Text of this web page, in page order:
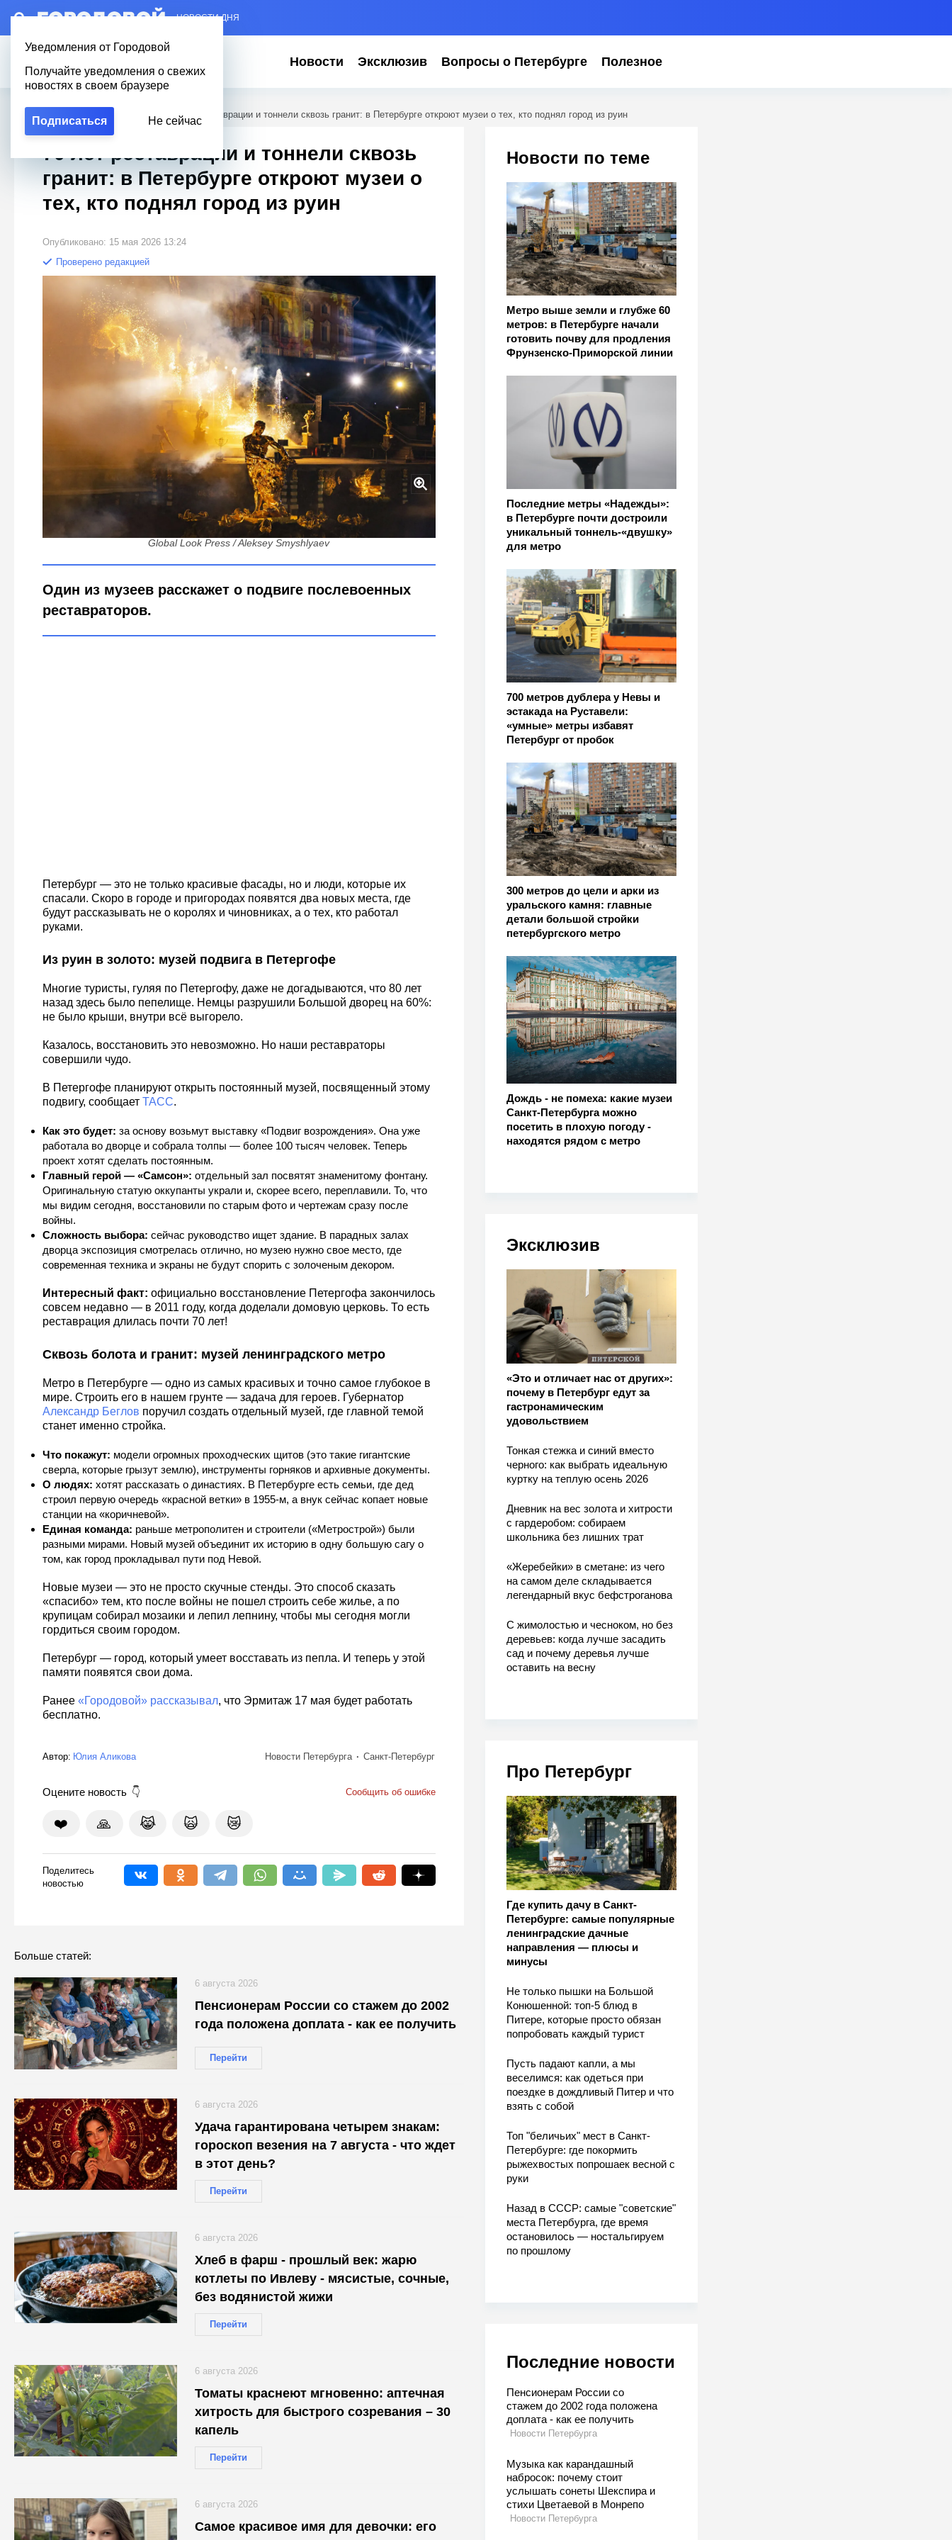
– НОВОСТИ ДНЯ
Уведомления от Городовой
Получайте уведомления о свежих
новостях в своем браузере
Подписаться Не сейчас
Новости Эксклюзив Вопросы о Петербурге Полезное
Городовой Новости Петербурга 70 лет реставрации и тоннели сквозь гранит: в Петербурге откроют музеи о тех, кто поднял город из руин
Новости по теме
Метро выше земли и глубже 60
метров: в Петербурге начали
готовить почву для продления
Фрунзенско-Приморской линии
Последние метры «Надежды»:
в Петербурге почти достроили
уникальный тоннель-«двушку»
для метро
700 метров дублера у Невы и
эстакада на Руставели:
«умные» метры избавят
Петербург от пробок
300 метров до цели и арки из
уральского камня: главные
детали большой стройки
петербургского метро
Дождь - не помеха: какие музеи
Санкт-Петербурга можно
посетить в плохую погоду -
находятся рядом с метро
Эксклюзив
«Это и отличает нас от других»:
почему в Петербург едут за
гастронамическим
удовольствием
Тонкая стежка и синий вместо
черного: как выбрать идеальную
куртку на теплую осень 2026
Дневник на вес золота и хитрости
с гардеробом: собираем
школьника без лишних трат
«Жеребейки» в сметане: из чего
на самом деле складывается
легендарный вкус бефстроганова
С жимолостью и чесноком, но без
деревьев: когда лучше засадить
сад и почему деревья лучше
оставить на весну
Про Петербург
Где купить дачу в Санкт-
Петербурге: самые популярные
ленинградские дачные
направления — плюсы и
минусы
Не только пышки на Большой
Конюшенной: топ-5 блюд в
Питере, которые просто обязан
попробовать каждый турист
Пусть падают капли, а мы
веселимся: как одеться при
поездке в дождливый Питер и что
взять с собой
Топ "беличьих" мест в Санкт-
Петербурге: где покормить
рыжехвостых попрошаек весной с
руки
Назад в СССР: самые "советские"
места Петербурга, где время
остановилось — ностальгируем
по прошлому
Последние новости
Пенсионерам России со
стажем до 2002 года положена
доплата - как ее получить
Новости Петербурга
Музыка как карандашный
набросок: почему стоит
услышать сонеты Шекспира и
стихи Цветаевой в Монрепо
Новости Петербурга
70 лет реставрации и тоннели сквозь
гранит: в Петербурге откроют музеи о
тех, кто поднял город из руин
Опубликовано: 15 мая 2026 13:24
Проверено редакцией
70 лет реставрации и тоннели сквозь гранит: в Петербурге откроют музеи о
тех, кто поднял город из руин
Global Look Press / Aleksey Smyshlyaev
Один из музеев расскажет о подвиге послевоенных
реставраторов.
Петербург — это не только красивые фасады, но и люди, которые их
спасали. Скоро в городе и пригородах появятся два новых места, где
будут рассказывать не о королях и чиновниках, а о тех, кто работал
руками.
Из руин в золото: музей подвига в Петергофе
Многие туристы, гуляя по Петергофу, даже не догадываются, что 80 лет
назад здесь было пепелище. Немцы разрушили Большой дворец на 60%:
не было крыши, внутри всё выгорело.
Казалось, восстановить это невозможно. Но наши реставраторы
совершили чудо.
В Петергофе планируют открыть постоянный музей, посвященный этому
подвигу, сообщает ТАСС.
Как это будет: за основу возьмут выставку «Подвиг возрождения». Она уже
работала во дворце и собрала толпы — более 100 тысяч человек. Теперь
проект хотят сделать постоянным.
Главный герой — «Самсон»: отдельный зал посвятят знаменитому фонтану.
Оригинальную статую оккупанты украли и, скорее всего, переплавили. То, что
мы видим сегодня, восстановили по старым фото и чертежам сразу после
войны.
Сложность выбора: сейчас руководство ищет здание. В парадных залах
дворца экспозиция смотрелась отлично, но музею нужно свое место, где
современная техника и экраны не будут спорить с золоченым декором.
Интересный факт: официально восстановление Петергофа закончилось
совсем недавно — в 2011 году, когда доделали домовую церковь. То есть
реставрация длилась почти 70 лет!
Сквозь болота и гранит: музей ленинградского метро
Метро в Петербурге — одно из самых красивых и точно самое глубокое в
мире. Строить его в нашем грунте — задача для героев. Губернатор
Александр Беглов поручил создать отдельный музей, где главной темой
станет именно стройка.
Что покажут: модели огромных проходческих щитов (это такие гигантские
сверла, которые грызут землю), инструменты горняков и архивные документы.
О людях: хотят рассказать о династиях. В Петербурге есть семьи, где дед
строил первую очередь «красной ветки» в 1955-м, а внук сейчас копает новые
станции на «коричневой».
Единая команда: раньше метрополитен и строители («Метрострой») были
разными мирами. Новый музей объединит их историю в одну большую сагу о
том, как город прокладывал пути под Невой.
Новые музеи — это не просто скучные стенды. Это способ сказать
«спасибо» тем, кто после войны не пошел строить себе жилье, а по
крупицам собирал мозаики и лепил лепнину, чтобы мы сегодня могли
гордиться своим городом.
Петербург — город, который умеет восставать из пепла. И теперь у этой
памяти появятся свои дома.
Ранее «Городовой» рассказывал, что Эрмитаж 17 мая будет работать
бесплатно.
Автор: Юлия Аликова Новости Петербурга Санкт-Петербург
Оцените новость Сообщить об ошибке
❤️ 🙏 😹 🙀 😿
Поделитесь
новостью
Больше статей:
Пенсионерам России со стажем до 2002
года положена доплата - как ее получить
Перейти
6 августа 2026
Удача гарантирована четырем знакам:
гороскоп везения на 7 августа - что ждет
в этот день?
Перейти
6 августа 2026
Хлеб в фарш - прошлый век: жарю
котлеты по Ивлеву - мясистые, сочные,
без водянистой жижи
Перейти
6 августа 2026
Томаты краснеют мгновенно: аптечная
хитрость для быстрого созревания – 30
капель
Перейти
6 августа 2026
Самое красивое имя для девочки: его
6 августа 2026